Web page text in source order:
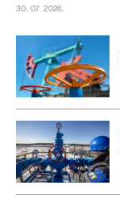
30. 07. 2026.